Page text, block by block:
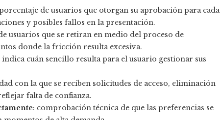
de usuarios que otorgan su aprobación para cada
y posibles fallos en la presentación.
usuarios que se retiran en medio del proceso de
donde la fricción resulta excesiva.
indica cuán sencillo resulta para el usuario gestionar sus
con la que se reciben solicitudes de acceso, eliminación
falta de confianza.
: comprobación técnica de que las preferencias se